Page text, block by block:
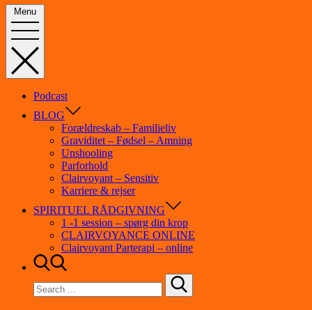
Menu
Podcast
BLOG
Forældreskab – Familieliv
Graviditet – Fødsel – Amning
Unshooling
Parforhold
Clairvoyant – Sensitiv
Karriere & rejser
SPIRITUEL RÅDGIVNING
1 -1 session – spørg din krop
CLAIRVOYANCE ONLINE
Clairvoyant Parterapi – online
for: